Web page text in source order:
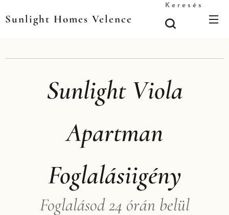
Sunlight Homes Velence
Keresés
Sunlight Viola
Apartman
Foglalásiigény
Foglalásod 24 órán belül